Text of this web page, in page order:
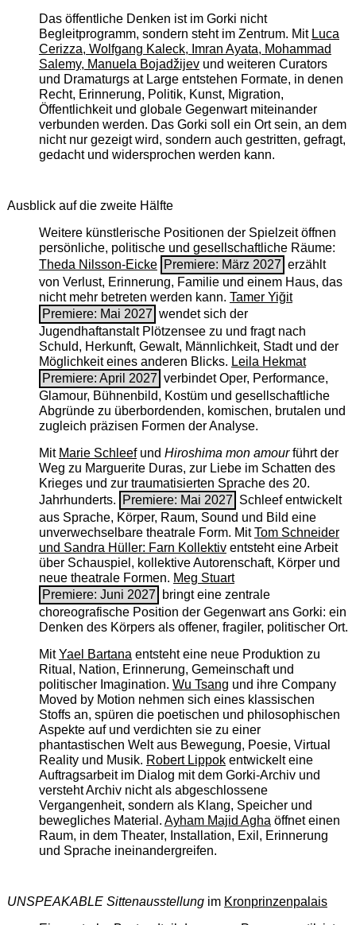
Das öffentliche Denken ist im Gorki nicht
Begleitprogramm, sondern steht im Zentrum. Mit Luca
Cerizza, Wolfgang Kaleck, Imran Ayata, Mohammad
Salemy, Manuela Bojadžijevund weiteren Curators
und Dramaturgs at Large entstehen Formate, in denen
Recht, Erinnerung, Politik, Kunst, Migration,
Öffentlichkeit und globale Gegenwart miteinander
verbunden werden. Das Gorki soll ein Ort sein, an dem
nicht nur gezeigt wird, sondern auch gestritten, gefragt,
gedacht und widersprochen werden kann.
Ausblick auf die zweite Hälfte
Weitere künstlerische Positionen der Spielzeit öffnen
persönliche, politische und gesellschaftliche Räume:
Theda Nilsson-Eicke Premiere: März 2027 erzählt
von Verlust, Erinnerung, Familie und einem Haus, das
nicht mehr betreten werden kann. Tamer Yiğit
Premiere: Mai 2027 wendet sich der
Jugendhaftanstalt Plötzensee zu und fragt nach
Schuld, Herkunft, Gewalt, Männlichkeit, Stadt und der
Möglichkeit eines anderen Blicks. Leila Hekmat
Premiere: April 2027 verbindet Oper, Performance,
Glamour, Bühnenbild, Kostüm und gesellschaftliche
Abgründe zu überbordenden, komischen, brutalen und
zugleich präzisen Formen der Analyse.
Mit Marie Schleefund Hiroshima mon amourführt der
Weg zu Marguerite Duras, zur Liebe im Schatten des
Krieges und zur traumatisierten Sprache des 20.
Jahrhunderts.
Premiere: Mai 2027 Schleef entwickelt
aus Sprache, Körper, Raum, Sound und Bild eine
unverwechselbare theatrale Form. MitTom Schneider
und Sandra Hüller: Farn Kollektiventsteht eine Arbeit
über Schauspiel, kollektive Autorenschaft, Körper und
neue theatrale Formen. Meg Stuart
Premiere: Juni 2027
bringt eine zentrale
choreografische Position der Gegenwart ans Gorki: ein
Denken des Körpers als offener, fragiler, politischer Ort.
MitYael Bartana entsteht eine neue Produktion zu
Ritual, Nation, Erinnerung, Gemeinschaft und
politischer Imagination. Wu Tsang und ihre Company
Moved by Motion nehmen sich eines klassischen
Stoffs an, spüren die poetischen und philosophischen
Aspekte auf und verdichten sie zu einer
phantastischen Welt aus Bewegung, Poesie, Virtual
Reality und Musik. Robert Lippokentwickelt eine
Auftragsarbeit im Dialog mit dem Gorki-Archiv und
versteht Archiv nicht als abgeschlossene
Vergangenheit, sondern als Klang, Speicher und
bewegliches Material. Ayham Majid Agha öffnet einen
Raum, in dem Theater, Installation, Exil, Erinnerung
und Sprache ineinandergreifen.
UNSPEAKABLE Sittenausstellungim Kronprinzenpalais